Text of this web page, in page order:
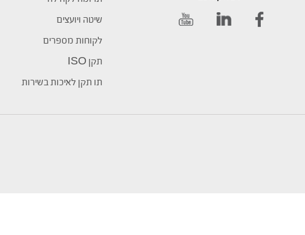
שיטה ויועצים
לקוחות מספרים
תקן ISO
תו תקן לאיכות בשירות